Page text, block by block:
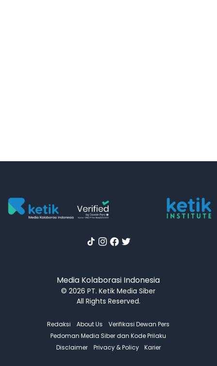
Media Kolaborasi Indonesia
© 2026 PT. Ketik Media Siber
All Rights Reserved.
Redaksi About Us
Verifikasi Dewan Pers
Pedoman Media Siber dan Kode Prilaku
Disclaimer
Privacy & Policy Karier